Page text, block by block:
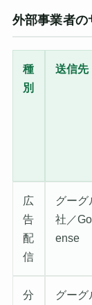
外部事業者の
種
別
送信先
広
告
配
信
グーグ
社／
ense
分
グーグ